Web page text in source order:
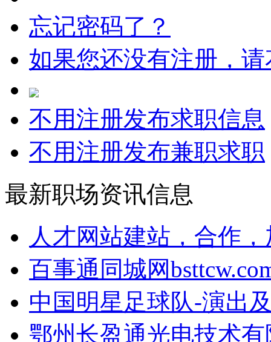
忘记密码了？
如果您还没有注册，
不用注册发布求职信息
不用注册发布兼职求职
最新职场资讯信息
人才网站建站，合作
百事通同城网
中国明星足球队-演出
鄂州长盈通光电技术